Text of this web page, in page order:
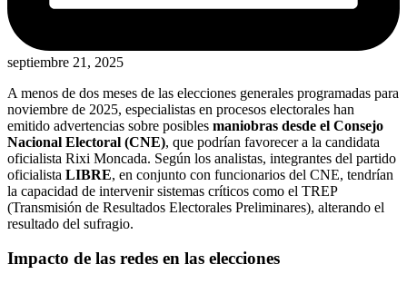
septiembre 21, 2025
A menos de dos meses de las elecciones generales programadas para
noviembre de 2025, especialistas en procesos electorales han
emitido advertencias sobre posibles maniobras desde el Consejo
Nacional Electoral (CNE), que podrían favorecer a la candidata
oficialista Rixi Moncada. Según los analistas, integrantes del partido
oficialista LIBRE, en conjunto con funcionarios del CNE, tendrían
la capacidad de intervenir sistemas críticos como el TREP
(Transmisión de Resultados Electorales Preliminares), alterando el
resultado del sufragio.
Impacto de las redes en las elecciones